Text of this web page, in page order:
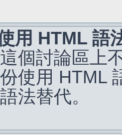
用 HTML 語
個討論區上
使用 HTML
法替代。